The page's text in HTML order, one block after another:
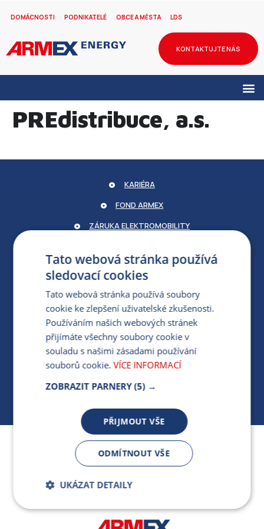
DOMÁCNOSTI PODNIKATELÉ OBCE A MĚSTA LDS
KONTAKTUJTE NÁS
PREdistribuce, a.s.
Jsme součástí skupiny ARMEX a členem Asociace
nezávislých dodavatelů energií.
KARIÉRA
FOND ARMEX
ZÁRUKA ELEKTROMOBILITY
PRO MÉDIA
MÁM DOTAZ KE STÁVAJÍCÍ SMLOUVĚ
412 154 154
PO-PÁ 7:30-17:00
Tato webová stránka používá
sledovací cookies
Tato webová stránka používá soubory
cookie ke zlepšení uživatelské zkušenosti.
Používáním našich webových stránek
přijímáte všechny soubory cookie v
souladu s našimi zásadami používání
souborů cookie. VÍCE INFORMACÍ
ZOBRAZIT PARNERY (5) →
PŘIJMOUT VŠE
ODMÍTNOUT VŠE
UKÁZAT DETAILY
Bezpodmínečně
nutné soubory
Výkonnostní